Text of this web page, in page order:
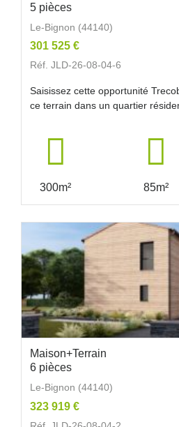
5 pièces
Le-Bignon (44140)
301 525 €
Réf. JLD-26-08-04-6
Saisissez cette opportunité
ce terrain dans un quartier
300m² 85m²
Maison+Terrain
6 pièces
Le-Bignon (44140)
323 919 €